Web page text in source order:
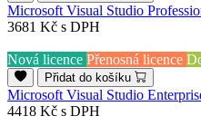
Microsoft Visual Studio
3681 Kč s DPH
Nová licence Přenosná licence
Přidat do košíku
Microsoft Visual Studio
4418 Kč s DPH